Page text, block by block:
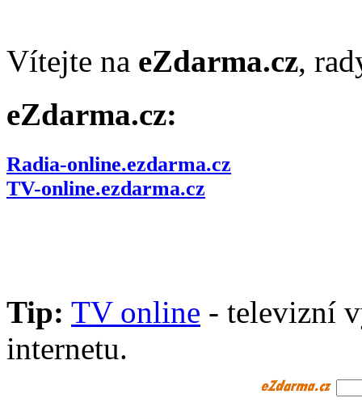
Vítejte na eZdarma.cz,
eZdarma.cz:
Radia-online.ezdarma.cz
TV-online.ezdarma.cz
Tip: TV online - televizní
internetu.